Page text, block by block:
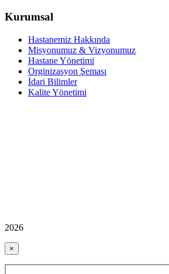
Kurumsal
Hastanemiz Hakkında
Misyonumuz & Vizyonumuz
Hastane Yönetimi
Orginizasyon Şeması
İdari Bilimler
Kalite Yönetimi
2026
×